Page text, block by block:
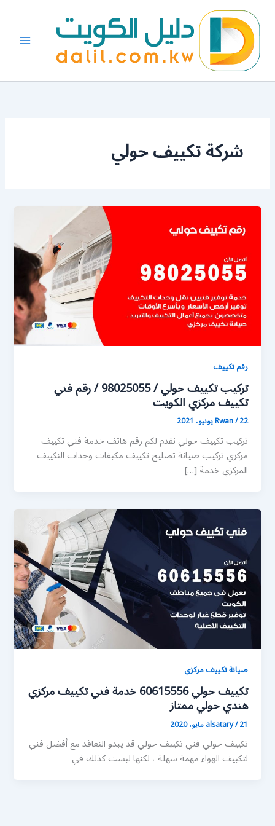
المحتوى
شركة تكييف حولي
رقم تكييف
تركيب تكييف حولي / 98025055 / رقم فني
تكييف مركزي الكويت
Rwan/22 يونيو، 2021
تركيب تكييف حولي نقدم لكم رقم هاتف خدمة فني تكييف
مركزي تركيب صيانة تصليح تكييف مكيفات وحدات التكييف
المركزي خدمة […]
صيانة تكييف مركزي
تكييف حولي 60615556 خدمة فني تكييف مركزي
هندي حولي ممتاز
alsatary/21 مايو، 2020
تكييف حولي فني تكييف حولي قد يبدو التعاقد مع أفضل فني
لتكييف الهواء مهمة سهلة ، لكنها ليست كذلك في